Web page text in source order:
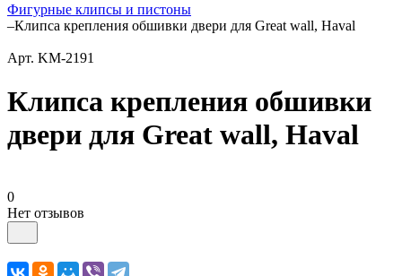
Фигурные клипсы и пистоны
–Клипса крепления обшивки двери для Great wall, Haval
Арт. KM-2191
Клипса крепления обшивки
двери для Great wall, Haval
0
Нет отзывов